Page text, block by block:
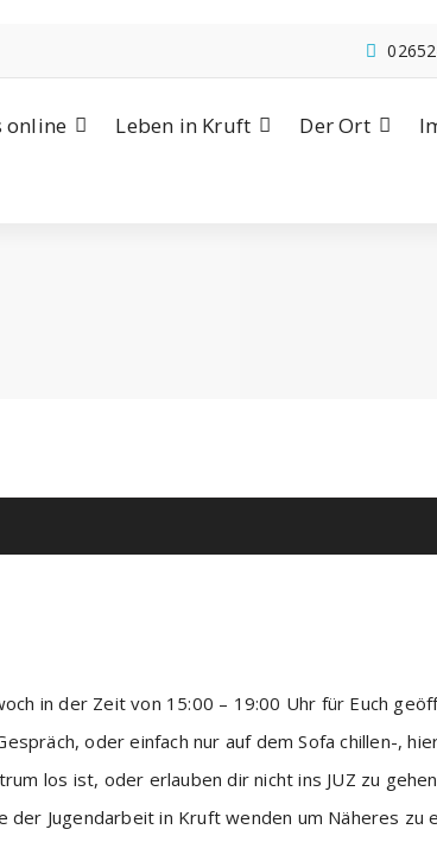
online Leben in Kruft Der Ort
in der Zeit von 15:00 – 19:00 Uhr für Euch
oder einfach nur auf dem Sofa chillen-,
los ist, oder erlauben dir nicht ins JUZ zu
der Jugendarbeit in Kruft wenden um Näheres zu